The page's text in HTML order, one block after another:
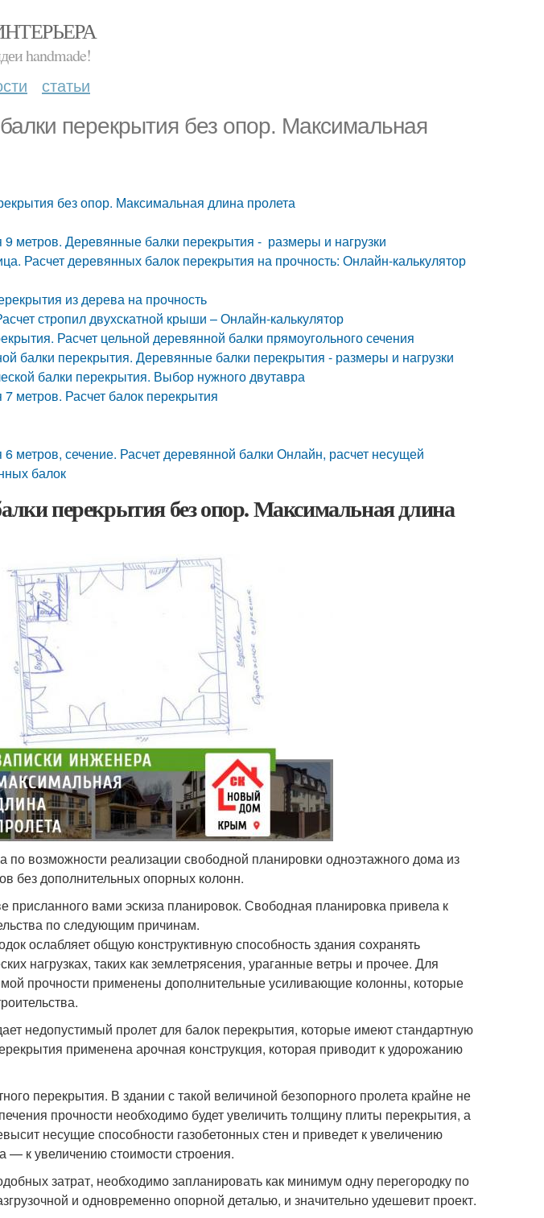
handmade!
статьи
перекрытия без опор. Максимальная
без опор. Максимальная длина пролета
метров. Деревянные балки перекрытия - размеры и нагрузки
Расчет деревянных балок перекрытия на прочность: Онлайн-калькулятор
из дерева на прочность
стропил двухскатной крыши – Онлайн-калькулятор
Расчет цельной деревянной балки прямоугольного сечения
балки перекрытия. Деревянные балки перекрытия - размеры и нагрузки
балки перекрытия. Выбор нужного двутавра
метров. Расчет балок перекрытия
метров, сечение. Расчет деревянной балки Онлайн, расчет несущей
балок
перекрытия без опор. Максимальная длина
по возможности реализации свободной планировки одноэтажного дома из
без дополнительных опорных колонн.
присланного вами эскиза планировок. Свободная планировка привела к
по следующим причинам.
ослабляет общую конструктивную способность здания сохранять
нагрузках, таких как землетрясения, ураганные ветры и прочее. Для
прочности применены дополнительные усиливающие колонны, которые
недопустимый пролет для балок перекрытия, которые имеют стандартную
применена арочная конструкция, которая приводит к удорожанию
перекрытия. В здании с такой величиной безопорного пролета крайне не
прочности необходимо будет увеличить толщину плиты перекрытия, а
несущие способности газобетонных стен и приведет к увеличению
— к увеличению стоимости строения.
затрат, необходимо запланировать как минимум одну перегородку по
и одновременно опорной деталью, и значительно удешевит проект.